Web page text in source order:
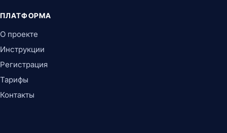
ПЛАТФОРМА
О проекте
Инструкции
Регистрация
Тарифы
Контакты